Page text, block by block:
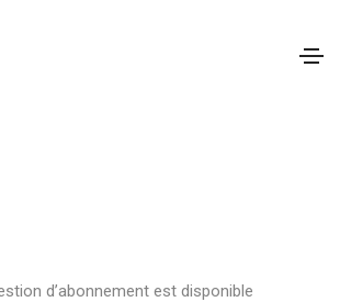
d’abonnement est disponible